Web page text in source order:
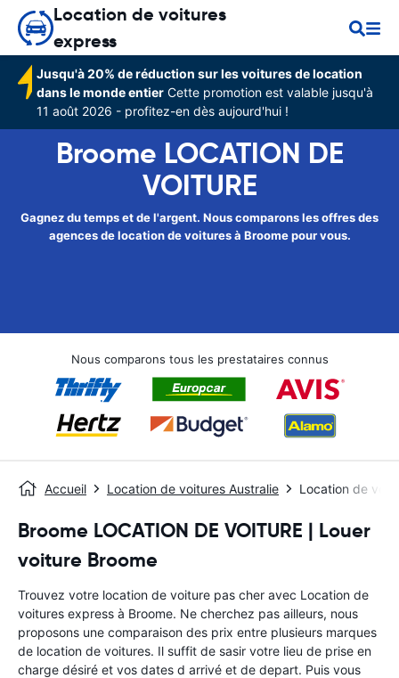
Location de voitures
express
Jusqu'à 20% de réduction sur les voitures de location
dans le monde entier Cette promotion est valable jusqu'à
11 août 2026 - profitez-en dès aujourd'hui !
Broome LOCATION DE
VOITURE
Gagnez du temps et de l'argent. Nous comparons les offres des
agences de location de voitures à Broome pour vous.
Nous comparons tous les prestataires connus
Accueil Location de voitures Australie Location de
Broome LOCATION DE VOITURE | Louer
voiture Broome
Trouvez votre location de voiture pas cher avec Location de
voitures express à Broome. Ne cherchez pas ailleurs, nous
proposons une comparaison des prix entre plusieurs marques
de location de voitures. Il suffit de sasir votre lieu de prise en
charge désiré et vos dates d arrivé et de depart. Puis vous